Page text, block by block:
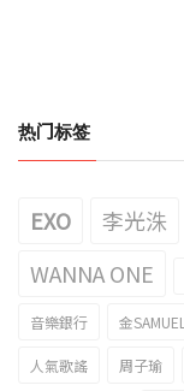
热门标签
EXO 李光洙
WANNA ONE
音樂銀行 金SAMUEL
人氣歌謠 周子瑜